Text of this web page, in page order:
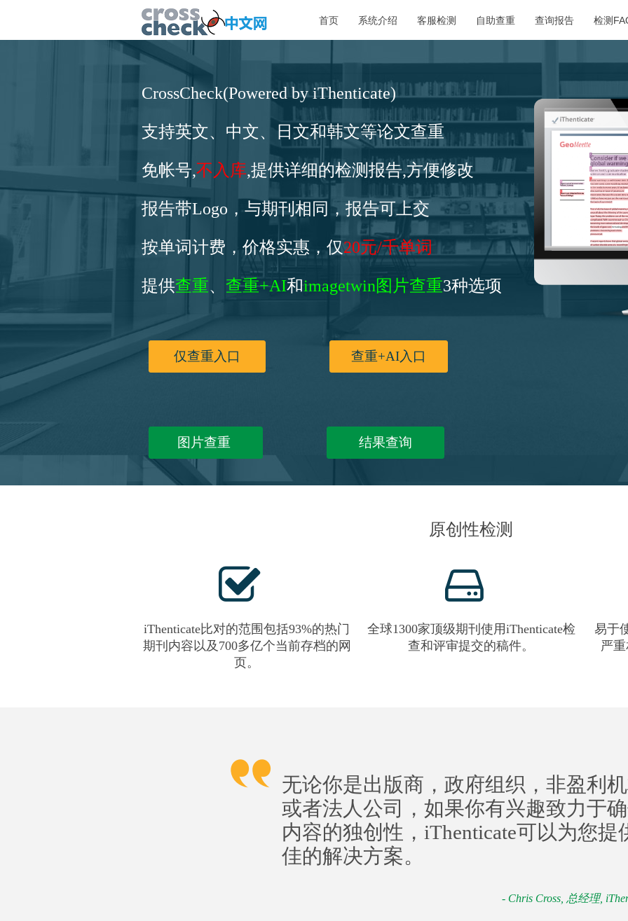
首页 系统介绍 客服检测 自助查重 查询报告 检测
CrossCheck(Powered by iThenticate)
支持英文、中文、日文和韩文等论文查重
免帐号,不入库,提供详细的检测报告,方便修改
报告带Logo，与期刊相同，报告可上交
按单词计费，价格实惠，仅20元/千单词
提供查重、 查重+AI和imagetwin图片查重3种选项
仅查重入口 查重+AI入口
图片查重 结果查询
原创性检测
iThenticate比对的范围包括93%的热门
期刊内容以及700多亿个当前存档的网
页。
全球1300家顶级期刊使用iThenticate检
查和评审提交的稿件。
易于
严
无论你是出版商，政府组织，非盈利
或者法人公司，如果你有兴趣致力于
内容的独创性，iThenticate可以为您提
佳的解决方案。
- Chris Cross, 总经理,